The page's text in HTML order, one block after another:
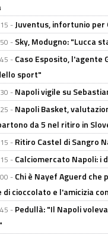
- Juventus, infortunio
- Sky, Modugno: "Lucca
- Caso Esposito,
sport"
- Napoli vigile su
- Napoli Basket,
da 5 nel ritiro in
- Ritiro Castel di Sangro
- Calciomercato Napoli:
- Chi è Nayef Aguerd
cioccolato e l'amicizia
- Pedullà: "Il Napoli